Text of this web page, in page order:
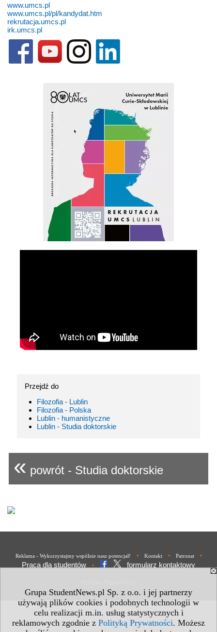
Grupa StudentNews.pl Sp. z o.o. i jej partnerzy
używają plików cookies i podobnych technologii w
celu realizacji m.in. usług statystycznych i
reklamowych zgodnie z Polityką Prywatności. Możesz
www.umcs.pl
www.umcs.pl/pl/kandydat.htm
rekrutacja.umcs.pl
irk.umcs.pl
Przejdź do
Filozofia - Lublin
Filozofia - Polska
Lublin - humanistyczne
Lublin - Studia doktorskie
« powrót - Studia doktorskie
Reklama - Wykorzystajmy wspólnie nasz potencjał! • Kontakt • Patronat •
Praca dla studentów • formularz kontaktowy